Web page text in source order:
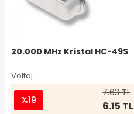
20.000 MHz Kristal HC-49S
Voltaj
%19
7.63 TL
6.15 TL